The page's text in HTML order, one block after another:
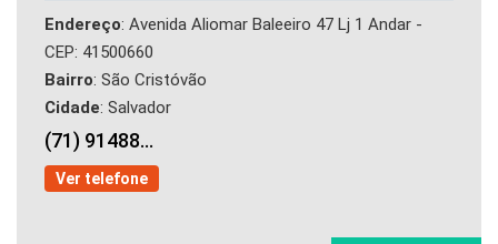
Endereço: Avenida Aliomar Baleeiro 47 Lj 1 Andar -
CEP: 41500660
Bairro: São Cristóvão
Cidade: Salvador
(71) 91488...
Ver telefone